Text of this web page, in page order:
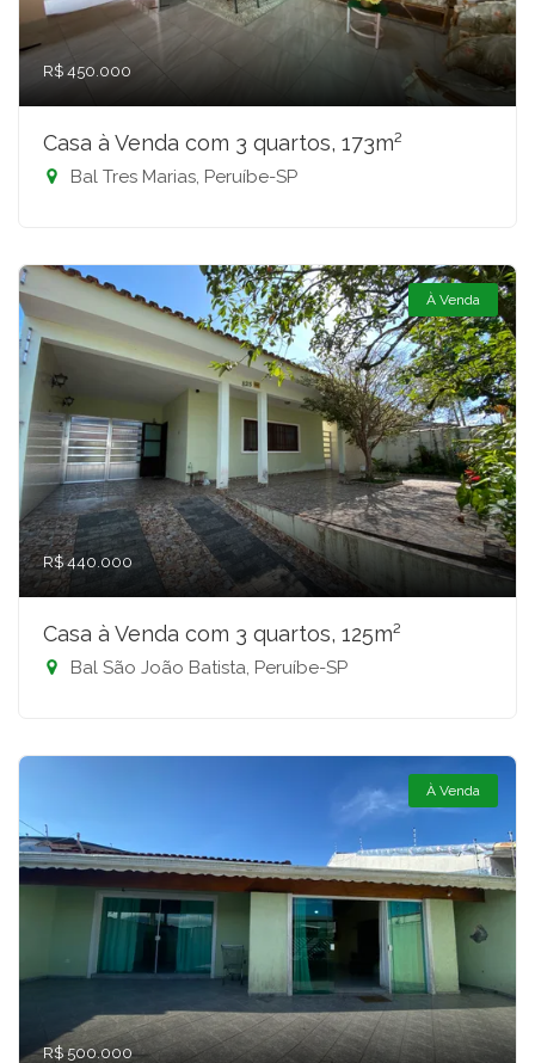
R$ 450.000
Casa à Venda com 3 quartos, 173m²
Bal Tres Marias, Peruíbe-SP
À Venda
R$ 440.000
Casa à Venda com 3 quartos, 125m²
Bal São João Batista, Peruíbe-SP
À Venda
R$ 500.000